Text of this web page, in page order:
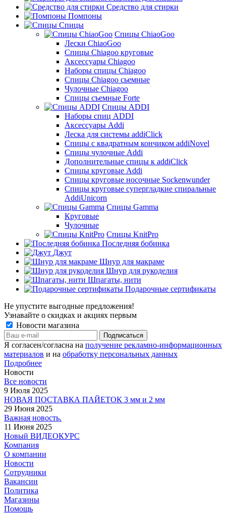
Средство для стирки
Помпоны
Спицы
Спицы ChiaoGoo
Лески ChiaoGoo
Cпицы Сhiagoo круговые
Аксессуары Chiagoo
Наборы спицы Chiagoo
Спицы Chiagoo сьемные
Чулочные Chiagoo
Спицы съемные Forte
Спицы ADDI
Наборы спиц ADDI
Аксессуары Addi
Леска для системы addiClick
Спицы с квадратным кончиком addiNovel
Спицы чулочные Addi
Дополнительные спицы к addiClick
Спицы круговые Addi
Спицы круговые носочные Sockenwunder
Спицы круговые супергладкие спиральные
AddiUnicorn
Спицы Gamma
Круговые
Чулочные
Спицы KnitPro
Последняя бобинка
Джут
Шнур для макраме
Шнур для рукоделия
Шпагаты, нити
Подарочные сертификаты
Не упустите выгодные предложения!
Узнавайте о скидках и акциях первым
Новости магазина
Я согласен/согласна на получение рекламно-информационных
материалов и на обработку персональных данных
Подробнее
Новости
Все новости
9 Июля 2025
НОВАЯ ПОСТАВКА ПАЙЕТОК 3 мм и 2 мм
29 Июня 2025
Важная новость.
11 Июня 2025
Новый ВИДЕОКУРС
Компания
О компании
Новости
Сотрудники
Вакансии
Политика
Магазины
Помощь